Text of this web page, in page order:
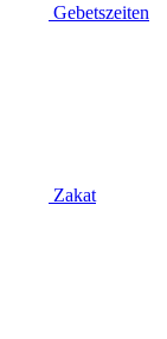
Gebetszeiten
Zakat